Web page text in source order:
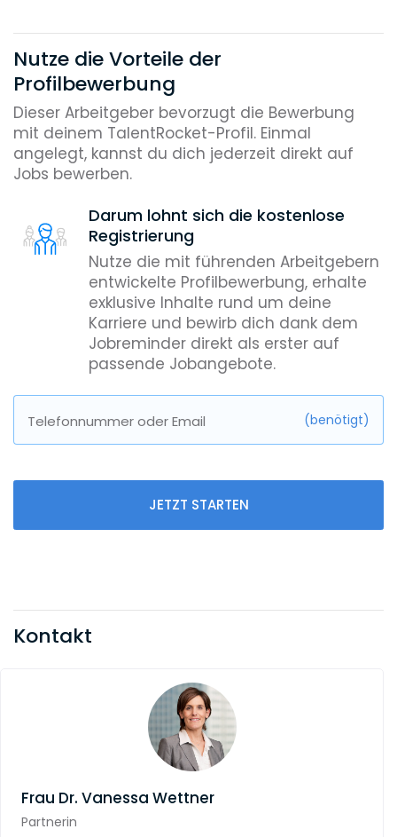
Nutze die Vorteile der
Profilbewerbung
Dieser Arbeitgeber bevorzugt die Bewerbung
mit deinem TalentRocket-Profil. Einmal
angelegt, kannst du dich jederzeit direkt auf
Jobs bewerben.
Darum lohnt sich die kostenlose
Registrierung
Nutze die mit führenden Arbeitgebern
entwickelte Profilbewerbung, erhalte
exklusive Inhalte rund um deine
Karriere und bewirb dich dank dem
Jobreminder direkt als erster auf
passende Jobangebote.
Telefonnummer oder Email (benötigt)
JETZT STARTEN
Kontakt
Frau Dr. Vanessa Wettner
Partnerin